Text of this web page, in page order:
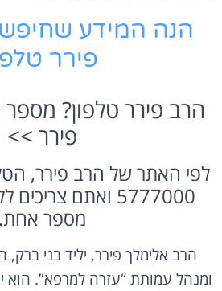
הנה המידע
פירר
הרב פירר טלפון?
פירר >>
5777000 ואתם
מספר אחת.
הרב אלימלך פירר, יליד בני
ומנהל עמותת “עזרה למרפא”. הוא